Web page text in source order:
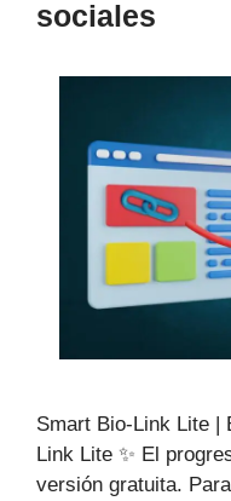
videos
sociales
Smart Bio-Link Lite |
Link Lite ✨ El
versión gratuita.